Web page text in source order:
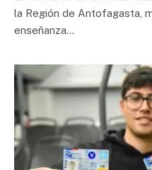
la Región de Antofagasta,
enseñanza…